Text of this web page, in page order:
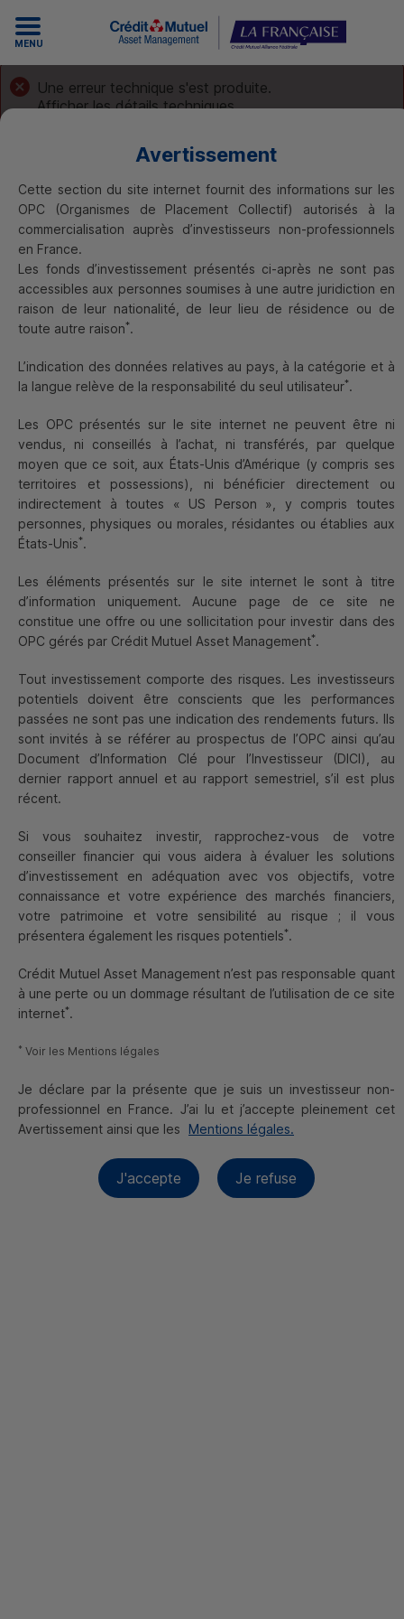
MENU
Une erreur technique s'est produite.
Afficher les détails techniques
26/01/2024
Billet de la gestion diversifiée
2024 : année de normalisation
Entretien avec Hugues Daninos - Gérant de fonds
Trouver un OPC
2024 : année de normalisation
Hugues Daninos
Alors que nous entamons l'année 2024, l’équipe de gestion
diversifiée a revu en détail ses prévisions économiques et
ses indicateurs clés. Nous sommes ravis de partager avec
vous nos perspectives.
l'économie américaine se montre résiliente, grâce à des
investissements dynamiques dans des projets
d'infrastructure et de transition énergétique ambitieux. Le
deCIC Market Solutions
encore la consommation des ménages.
En zone euro, les défis persistent en raison du conflit en
Ukraine et de la faiblesse de l'économie chinoise, mais nous
entrevoyons un possible rebond au second semestre. Il sera
porté par la hausse du pouvoir d’achat des ménages, un
Avertissement
Cette section du site internet fournit des informations sur les
OPC (Organismes de Placement Collectif) autorisés à la
commercialisation auprès d’investisseurs non-professionnels
en France.
Les fonds d’investissement présentés ci-après ne sont pas
accessibles aux personnes soumises à une autre juridiction en
raison de leur nationalité, de leur lieu de résidence ou de
toute autre raison*.
L’indication des données relatives au pays, à la catégorie et à
la langue relève de la responsabilité du seul utilisateur*.
Les OPC présentés sur le site internet ne peuvent être ni
vendus, ni conseillés à l’achat, ni transférés, par quelque
moyen que ce soit, aux États-Unis d’Amérique (y compris ses
territoires et possessions), ni bénéficier directement ou
indirectement à toutes « US Person », y compris toutes
personnes, physiques ou morales, résidantes ou établies aux
États-Unis*.
Les éléments présentés sur le site internet le sont à titre
d’information uniquement. Aucune page de ce site ne
constitue une offre ou une sollicitation pour investir dans des
OPC gérés par Crédit Mutuel Asset Management*.
Tout investissement comporte des risques. Les investisseurs
potentiels doivent être conscients que les performances
passées ne sont pas une indication des rendements futurs. Ils
sont invités à se référer au prospectus de l’OPC ainsi qu’au
Document d’Information Clé pour l’Investisseur (DICI), au
dernier rapport annuel et au rapport semestriel, s’il est plus
récent.
Si vous souhaitez investir, rapprochez-vous de votre
conseiller financier qui vous aidera à évaluer les solutions
d’investissement en adéquation avec vos objectifs, votre
connaissance et votre expérience des marchés financiers,
votre patrimoine et votre sensibilité au risque ; il vous
présentera également les risques potentiels*.
Crédit Mutuel Asset Management n’est pas responsable quant
à une perte ou un dommage résultant de l’utilisation de ce site
internet*.
* Voir les Mentions légales
Je déclare par la présente que je suis un investisseur non-
professionnel en France. J’ai lu et j’accepte pleinement cet
Avertissement ainsi que les
Mentions légales.
J'accepte Je refuse